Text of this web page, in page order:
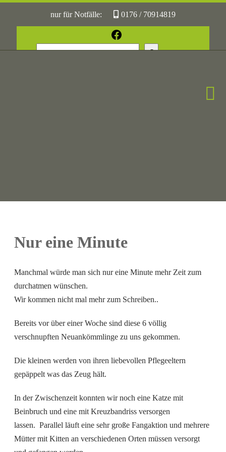
nur für Notfälle: 0176 / 70914819
05361 / 3070775
Facebook
Nur eine Minute
Manchmal würde man sich nur eine Minute mehr Zeit zum
durchatmen wünschen.
Wir kommen nicht mal mehr zum Schreiben..
Bereits vor über einer Woche sind diese 6 völlig
verschnupften Neuankömmlinge zu uns gekommen.
Die kleinen werden von ihren liebevollen Pflegeeltern
gepäppelt was das Zeug hält.
In der Zwischenzeit konnten wir noch eine Katze mit
Beinbruch und eine mit Kreuzbandriss versorgen
lassen. Parallel läuft eine sehr große Fangaktion und mehrere
Mütter mit Kitten an verschiedenen Orten müssen versorgt